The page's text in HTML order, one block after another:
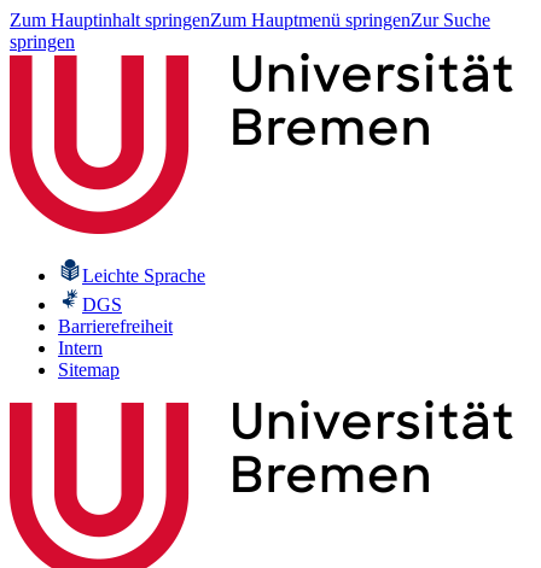
Zum Hauptinhalt springenZum Hauptmenü springenZur Suche
springen
Leichte Sprache
DGS
Barrierefreiheit
Intern
Sitemap